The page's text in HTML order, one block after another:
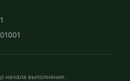
начала выполнения.